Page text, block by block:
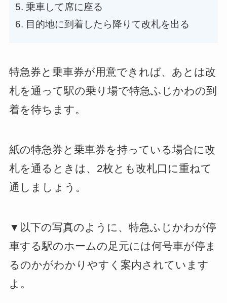
乗車して席に座る
目的地に到着したら降りて改札を出る
特急券と乗車券が用意できれば、あとは改
札を通って駅の乗り場で特急ふじかわの到
着を待ちます。
紙の特急券と乗車券を持っている場合に改
札を通るときは、2枚とも改札口に重ねて
通しましょう。
▼以下の写真のように、特急ふじかわが停
車する駅のホームの足元には何号車が停ま
るのかがわかりやすく案内されています
よ。